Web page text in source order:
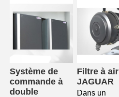
Système de
commande à
double
Filtre à air
JAGUAR
Dans un